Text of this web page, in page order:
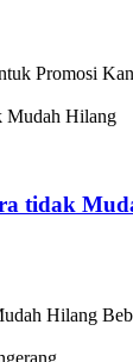
Promosi
tidak
Hilang